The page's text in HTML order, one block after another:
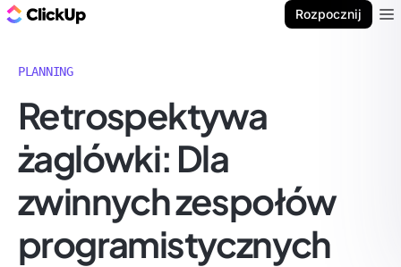
Rozpocznij
PLANNING
Retrospektywa
żaglówki: Dla
zwinnych zespołów
programistycznych